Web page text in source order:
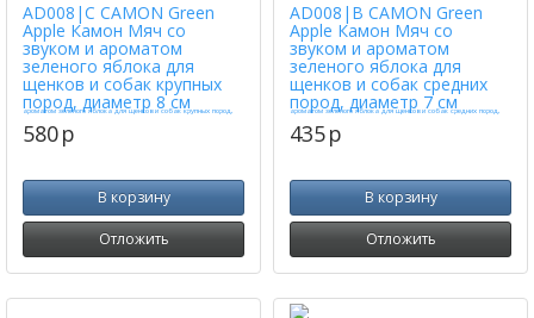
AD008|C CAMON Green
Apple Камон Мяч со
звуком и ароматом
зеленого яблока для
щенков и собак крупных
пород, диаметр 8 см
580p
В корзину
Отложить
AD008|B CAMON Green
Apple Камон Мяч со
звуком и ароматом
зеленого яблока для
щенков и собак средних
пород, диаметр 7 см
435p
В корзину
Отложить